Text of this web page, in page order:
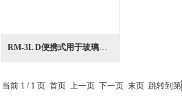
RM-3L D便携式用于玻璃树脂金属曲面镜测量反射率计
当前 1 / 1 页 首页 上一页 下一页 末页 跳转到第